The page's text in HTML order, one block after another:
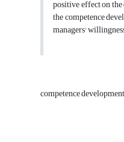
positive effect on
the competence
managers'
competence development